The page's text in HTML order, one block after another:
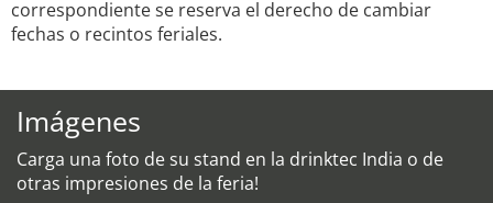
correspondiente se reserva el derecho de cambiar
fechas o recintos feriales.
Imágenes
Carga una foto de su stand en la drinktec India o de
otras impresiones de la feria!